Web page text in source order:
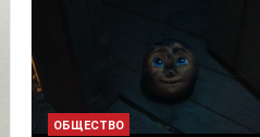
ОБЩЕСТВО